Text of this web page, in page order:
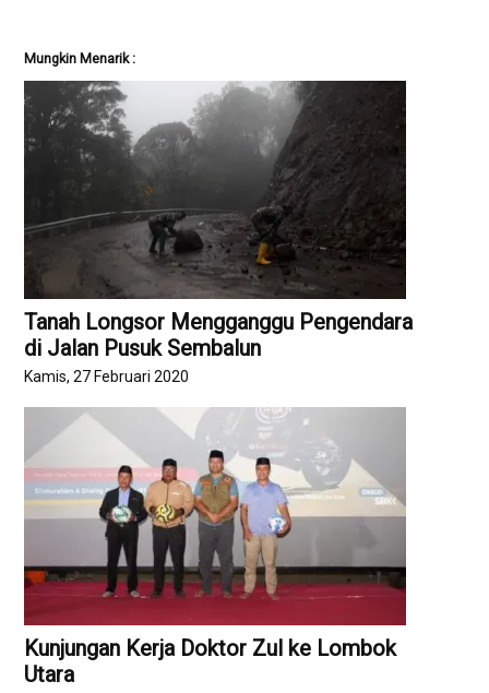
Mungkin Menarik :
Tanah Longsor Mengganggu Pengendara
di Jalan Pusuk Sembalun
Kamis, 27 Februari 2020
Kunjungan Kerja Doktor Zul ke Lombok
Utara